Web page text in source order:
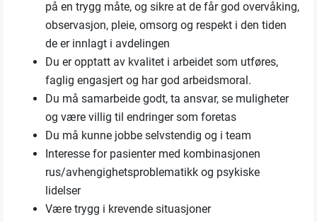
på en trygg måte, og sikre at de får god overvåking,
observasjon, pleie, omsorg og respekt i den tiden
de er innlagt i avdelingen
Du er opptatt av kvalitet i arbeidet som utføres,
faglig engasjert og har god arbeidsmoral.
Du må samarbeide godt, ta ansvar, se muligheter
og være villig til endringer som foretas
Du må kunne jobbe selvstendig og i team
Interesse for pasienter med kombinasjonen
rus/avhengighetsproblematikk og psykiske
lidelser
Være trygg i krevende situasjoner